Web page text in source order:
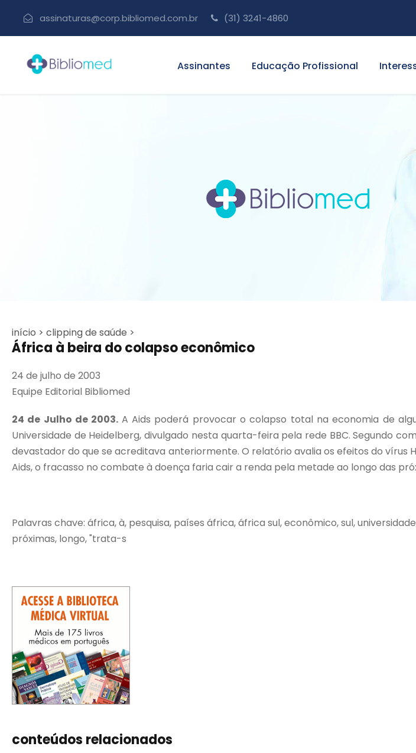
assinaturas@corp.bibliomed.com.br (31) 3241-4860
Assinantes Educação Profissional
início > clipping de saúde >
África à beira do colapso econômico
24 de julho de 2003
Equipe Editorial Bibliomed
24 de Julho de 2003. A Aids poderá provocar o colapso total na economia de
Universidade de Heidelberg, divulgado nesta quarta-feira pela rede BBC. Segundo
devastador do que se acreditava anteriormente. O relatório avalia os efeitos do vírus
Aids, o fracasso no combate à doença faria cair a renda pela metade ao longo das
Palavras chave: áfrica, à, pesquisa, países áfrica, áfrica sul, econômico, sul,
próximas, longo, "trata-s
conteúdos relacionados